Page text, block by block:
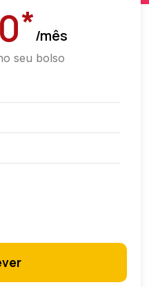
*/mês
seu bolso